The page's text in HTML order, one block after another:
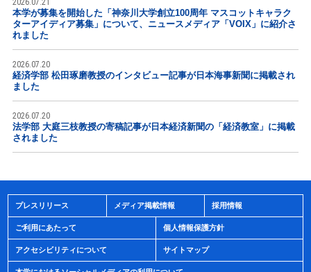
2026.07.21
本学が募集を開始した「神奈川大学創立100周年 マスコットキャラク
ターアイディア募集」について、ニュースメディア「VOIX」に紹介さ
れました
2026.07.20
経済学部 松田琢磨教授のインタビュー記事が日本海事新聞に掲載され
ました
2026.07.20
法学部 大庭三枝教授の寄稿記事が日本経済新聞の「経済教室」に掲載
されました
プレスリリース メディア掲載情報 採用情報
ご利用にあたって 個人情報保護方針
アクセシビリティについて サイトマップ